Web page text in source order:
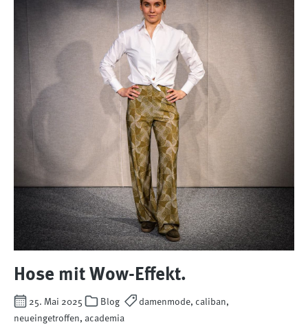
Hose mit Wow-Effekt.
25. Mai 2025 Blog
damenmode, caliban,
neueingetroffen, academia